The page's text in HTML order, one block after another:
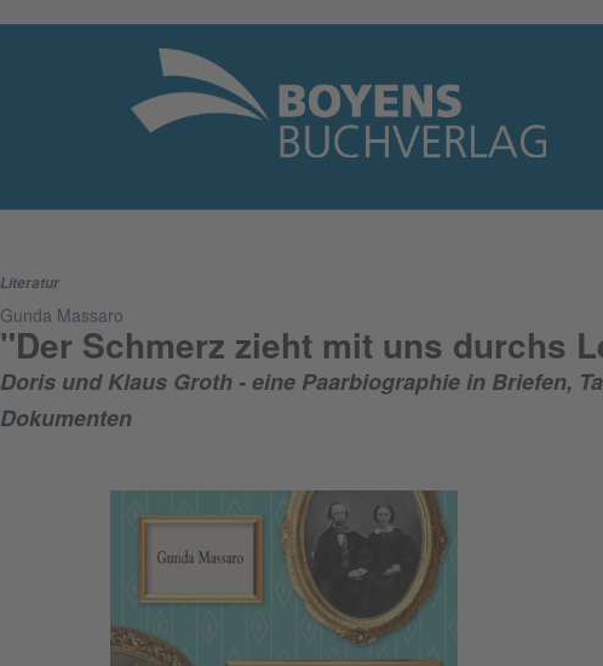
Literatur
Gunda Massaro
"Der Schmerz zieht mit uns durchs
Doris und Klaus Groth - eine Paarbiographie in Briefen,
Dokumenten